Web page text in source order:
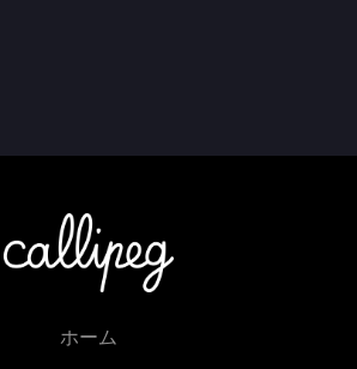
ホーム